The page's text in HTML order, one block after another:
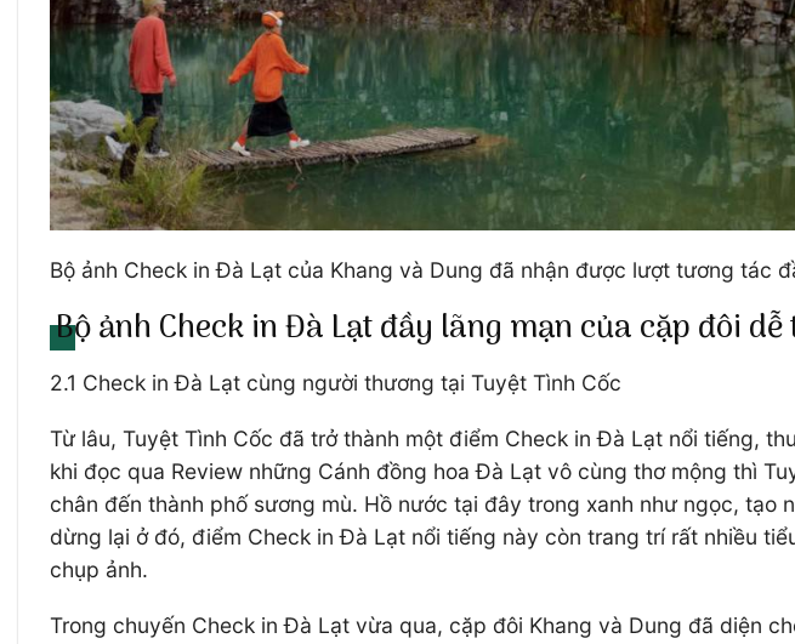
Bộ ảnh Check in Đà Lạt của Khang và Dung đã nhận được lượt tương tác
Bộ ảnh Check in Đà Lạt đầy lãng mạn của cặp đôi dễ
2.1 Check in Đà Lạt cùng người thương tại Tuyệt Tình Cốc
Từ lâu, Tuyệt Tình Cốc đã trở thành một điểm Check in Đà Lạt nổi tiếng,
khi đọc qua Review những Cánh đồng hoa Đà Lạt vô cùng thơ mộng thì
chân đến thành phố sương mù. Hồ nước tại đây trong xanh như ngọc,
dừng lại ở đó, điểm Check in Đà Lạt nổi tiếng này còn trang trí rất nhiều
chụp ảnh.
Trong chuyến Check in Đà Lạt vừa qua, cặp đôi Khang và Dung đã diện